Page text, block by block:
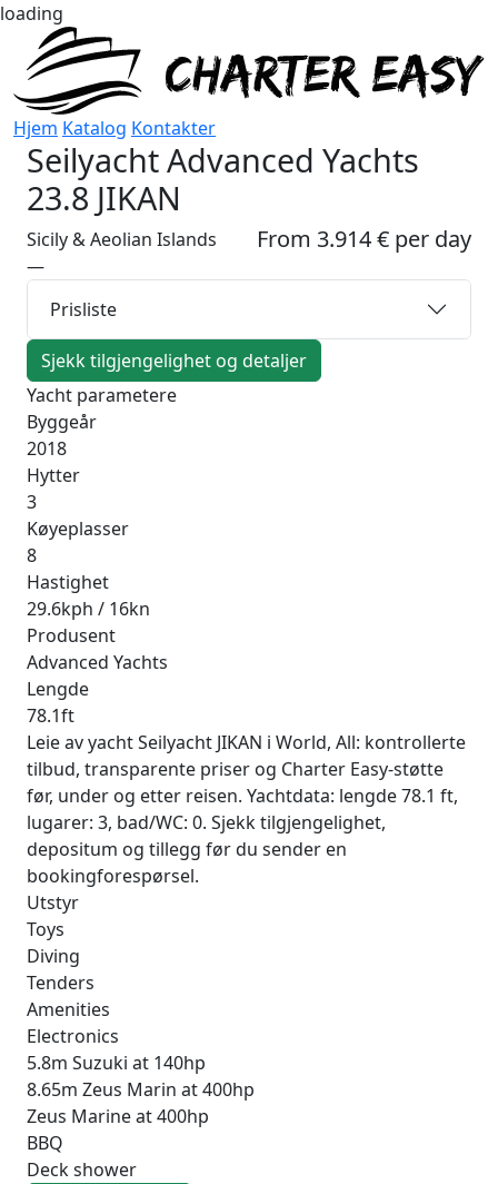
loading
Hjem Katalog Kontakter
SeilyachtAdvanced Yachts
23.8 JIKAN
From 3.914 € per day
Sicily & Aeolian Islands
—
Prisliste
Sjekk tilgjengelighet og detaljer
Yacht parametere
Byggeår
2018
Hytter
3
Køyeplasser
8
Hastighet
29.6kph / 16kn
Produsent
Advanced Yachts
Lengde
78.1ft
Leie av yacht Seilyacht JIKAN i World, All: kontrollerte
tilbud, transparente priser og Charter Easy-støtte
før, under og etter reisen. Yachtdata: lengde 78.1 ft,
lugarer: 3, bad/WC: 0. Sjekk tilgjengelighet,
depositum og tillegg før du sender en
bookingforespørsel.
Utstyr
Toys
Diving
Tenders
Amenities
Electronics
5.8m Suzuki at 140hp
8.65m Zeus Marin at 400hp
Zeus Marine at 400hp
BBQ
Deck shower